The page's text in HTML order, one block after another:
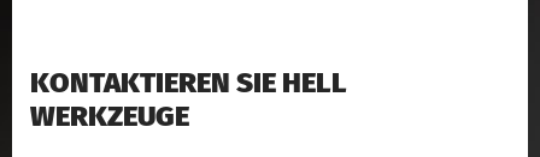
KONTAKTIEREN SIE HELL
WERKZEUGE